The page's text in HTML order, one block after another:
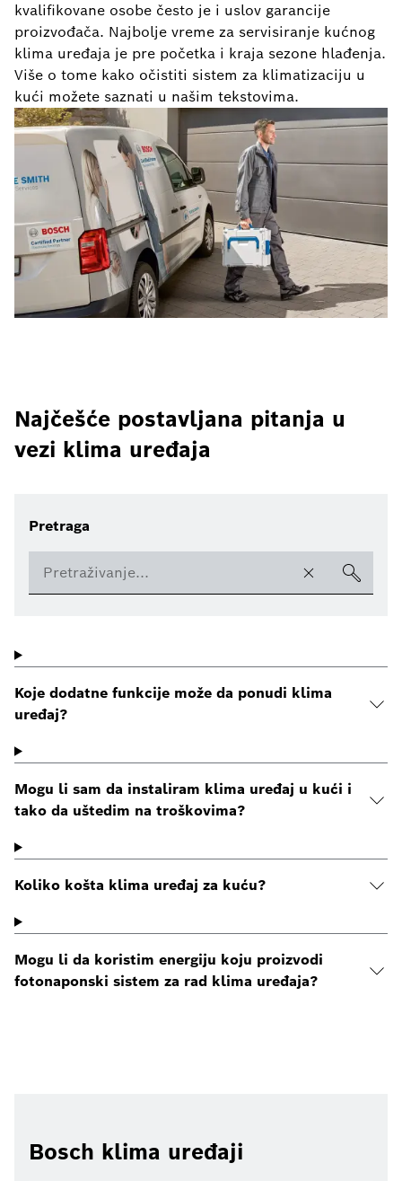
kvalifikovane osobe često je i uslov garancije
proizvođača. Najbolje vreme za servisiranje kućnog
klima uređaja je pre početka i kraja sezone hlađenja.
Više o tome kako očistiti sistem za klimatizaciju u
kući možete saznati u našim tekstovima.
Najčešće postavljana pitanja u
vezi klima uređaja
Pretraga
Koje dodatne funkcije može da ponudi klima
uređaj?
Mogu li sam da instaliram klima uređaj u kući i
tako da uštedim na troškovima?
Koliko košta klima uređaj za kuću?
Mogu li da koristim energiju koju proizvodi
fotonaponski sistem za rad klima uređaja?
Bosch klima uređaji